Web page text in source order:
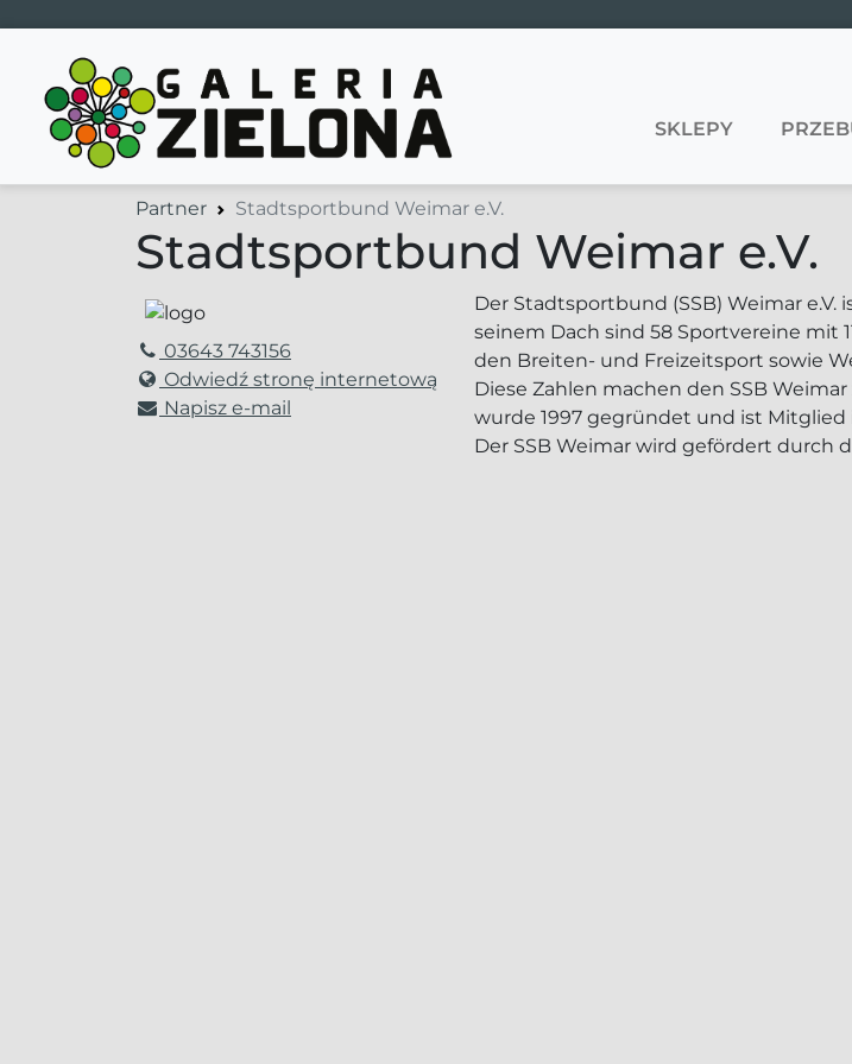
Main Navigation SKLEPY
Partner Stadtsportbund Weimar e.V.
Stadtsportbund Weimar e.V.
03643 743156
Odwiedź stronę internetową
Napisz e-mail
Der Stadtsportbund (SSB) Weimar
seinem Dach sind 58 Sportvereine mit
den Breiten- und Freizeitsport sowie
Diese Zahlen machen den SSB
wurde 1997 gegründet und ist
Der SSB Weimar wird gefördert durch